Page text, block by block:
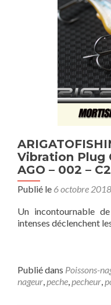
Vibration Plug
AGO – 002 –
Publié le 6 octobre 2018
Un incontournable
intenses déclenchent
Publié dans Poissons-
nageur,peche,pecheur,